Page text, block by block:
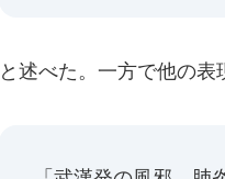
と述べた。一方で他の表